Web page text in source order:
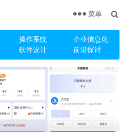
操作系统
企业信息化
软件设计 前沿探讨
菜单